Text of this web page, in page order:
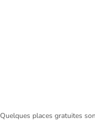
Quelques places gratuites